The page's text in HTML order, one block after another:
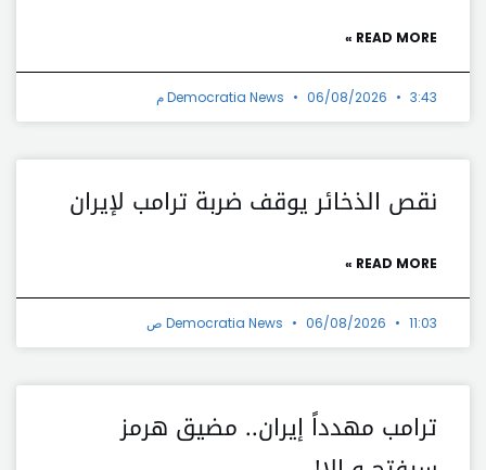
READ MORE »
Democratia News 06/08/2026 3:43 م
نقص الذخائر يوقف ضربة ترامب لإيران
READ MORE »
Democratia News 06/08/2026 11:03 ص
ترامب مهدداً إيران.. مضيق هرمز